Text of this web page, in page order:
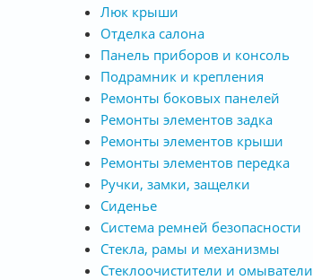
Люк крыши
Отделка салона
Панель приборов и консоль
Подрамник и крепления
Ремонты боковых панелей
Ремонты элементов задка
Ремонты элементов крыши
Ремонты элементов передка
Ручки, замки, защелки
Сиденье
Система ремней безопасности
Стекла, рамы и механизмы
Стеклоочистители и омыватели